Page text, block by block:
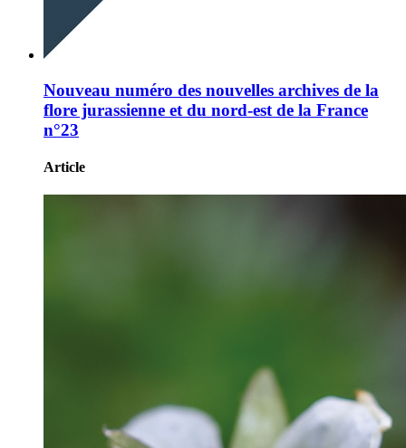
Nouveau numéro des nouvelles archives de la
flore jurassienne et du nord-est de la France
n°23
Article